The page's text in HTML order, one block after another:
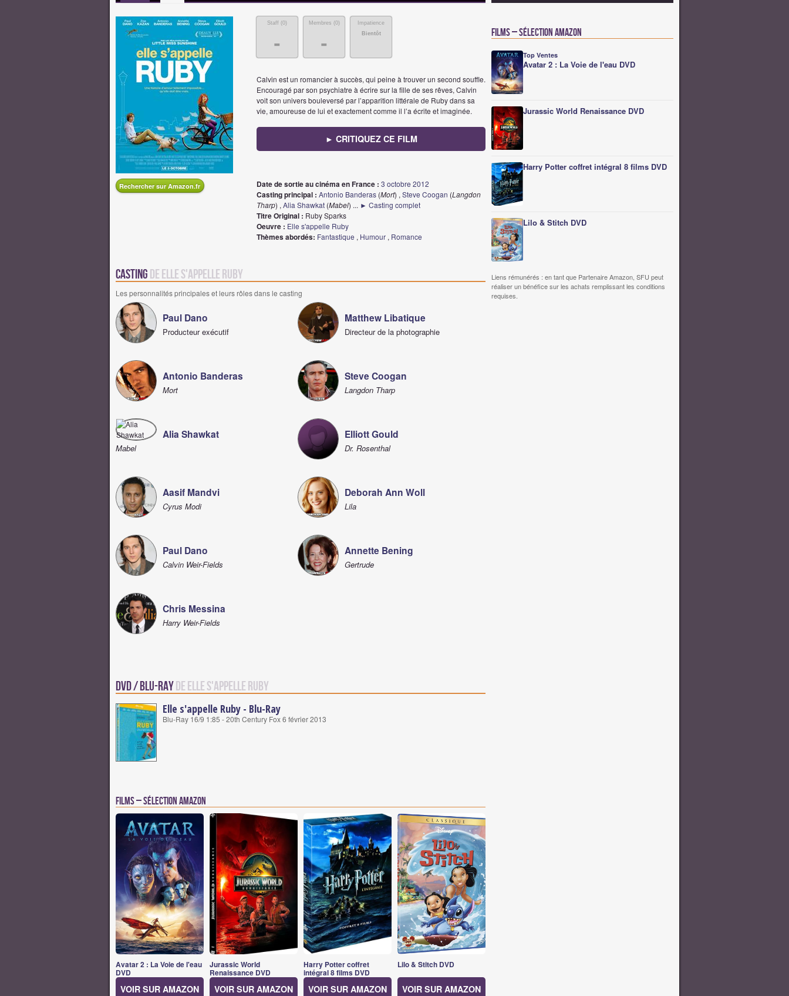
Staff (0)
-
Membres (0)
-
Impatience
Bientôt
Calvin est un romancier à succès, qui peine à trouver un second souffle.
Encouragé par son psychiatre à écrire sur la fille de ses rêves, Calvin
voit son univers bouleversé par l’apparition littérale de Ruby dans sa
vie, amoureuse de lui et exactement comme il l’a écrite et imaginée.
► CRITIQUEZ CE FILM
Rechercher sur Amazon.fr Date de sortie au cinéma en France : 3 octobre 2012
Casting principal : Antonio Banderas (Mort) , Steve Coogan (Langdon
Tharp) , Alia Shawkat (Mabel) ... ► Casting complet
Titre Original : Ruby Sparks
Oeuvre : Elle s'appelle Ruby
Thèmes abordés: Fantastique , Humour , Romance
Casting de Elle s'appelle Ruby
Les personnalités principales et leurs rôles dans le casting
Paul Dano
Producteur exécutif
Matthew Libatique
Directeur de la photographie
Antonio Banderas
Mort
Steve Coogan
Langdon Tharp
Alia Shawkat
Mabel
Elliott Gould
Dr. Rosenthal
Aasif Mandvi
Cyrus Modi
Deborah Ann Woll
Lila
Paul Dano
Calvin Weir-Fields
Annette Bening
Gertrude
Chris Messina
Harry Weir-Fields
DVD / Blu-Rayde Elle s'appelle Ruby
Elle s'appelle Ruby - Blu-Ray
Blu-Ray 16/9 1:85 - 20th Century Fox 6 février 2013
Films – Sélection Amazon
Avatar 2 : La Voie de l'eau
DVD
VOIR SUR AMAZON
Jurassic World
Renaissance DVD
VOIR SUR AMAZON
Harry Potter coffret
intégral 8 films DVD
VOIR SUR AMAZON
Lilo & Stitch DVD
VOIR SUR AMAZON
Films – Sélection Amazon
Top Ventes
Avatar 2 : La Voie de l'eau DVD
Jurassic World Renaissance DVD
Harry Potter coffret intégral 8 films DVD
Lilo & Stitch DVD
Liens rémunérés : en tant que Partenaire Amazon, SFU peut
réaliser un bénéfice sur les achats remplissant les conditions
requises.